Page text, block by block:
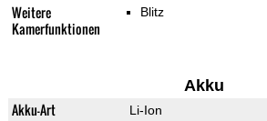
Weitere
Kamerfunktionen
Blitz
Akku
Akku-Art Li-Ion